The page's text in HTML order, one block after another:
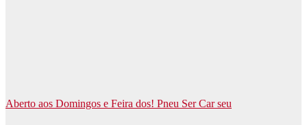
Aberto aos Domingos e Feira dos! Pneu Ser Car seu